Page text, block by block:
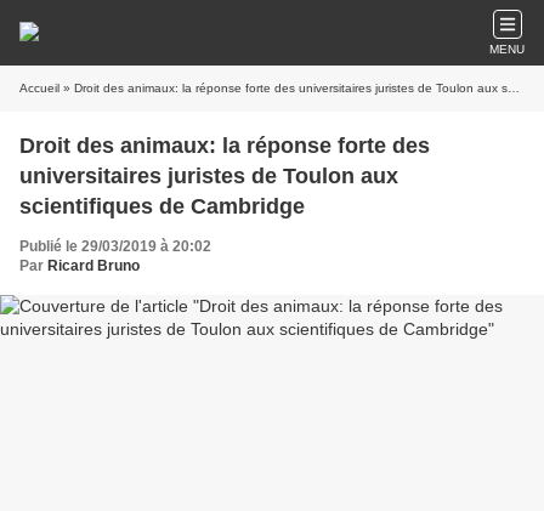
MENU
Accueil » Droit des animaux: la réponse forte des universitaires juristes de Toulon aux scientifiques de Cambridge
Droit des animaux: la réponse forte des
universitaires juristes de Toulon aux
scientifiques de Cambridge
Publié le 29/03/2019 à 20:02
Par Ricard Bruno